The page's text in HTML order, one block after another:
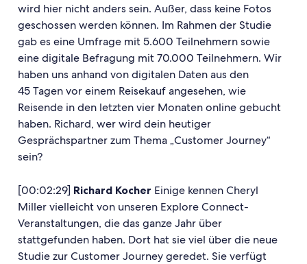
wird hier nicht anders sein. Außer, dass keine Fotos
geschossen werden können. Im Rahmen der Studie
gab es eine Umfrage mit 5.600 Teilnehmern sowie
eine digitale Befragung mit 70.000 Teilnehmern. Wir
haben uns anhand von digitalen Daten aus den
45 Tagen vor einem Reisekauf angesehen, wie
Reisende in den letzten vier Monaten online gebucht
haben. Richard, wer wird dein heutiger
Gesprächspartner zum Thema „Customer Journey“
sein?
[00:02:29] Richard Kocher Einige kennen Cheryl
Miller vielleicht von unseren Explore Connect-
Veranstaltungen, die das ganze Jahr über
stattgefunden haben. Dort hat sie viel über die neue
Studie zur Customer Journey geredet. Sie verfügt